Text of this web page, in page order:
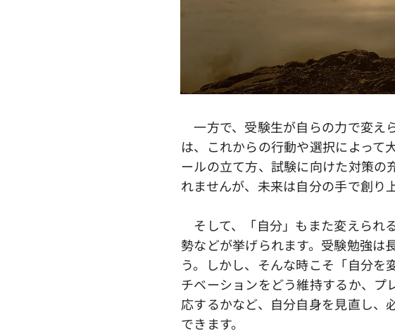
一方で、受験生が自らの力で変え
は、これからの行動や選択によって
ールの立て方、試験に向けた対策の
れませんが、未来は自分の手で創り
そして、「自分」もまた変えられ
勢などが挙げられます。受験勉強は
う。しかし、そんな時こそ「自分を
チベーションをどう維持するか、
応するかなど、自分自身を見直し、
できます。